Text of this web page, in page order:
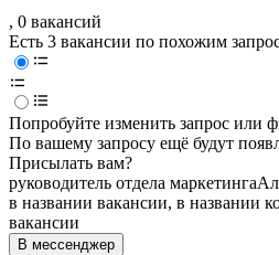
, 0 вакансий
Есть 3 вакансии по похожим
Попробуйте изменить запрос или
По вашему запросу ещё будут
Присылать вам?
руководитель отдела маркетинга
в названии вакансии, в названии
вакансии
В мессенджер